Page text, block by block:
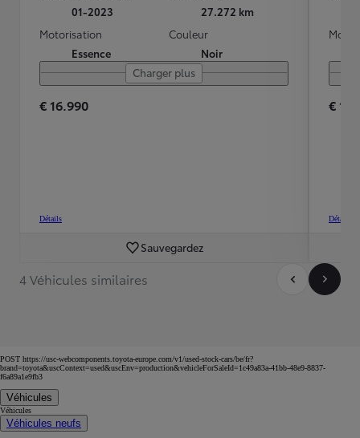
01-2023
27.272 km
Motorisation
Essence
Couleur
Noir
Charger plus
€ 16.990
Détails
Sauvegardez
€
Détails
4 Véhicules similaires
POST https://usc-webcomponents.toyota-europe.com/v1/used-stock-cars/be/fr?
brand=toyota&uscContext=used&uscEnv=production&vehicleForSaleId=1c49a83a-41bb-48e9-8837-
f6a89a1e9fb3
Véhicules
Véhicules
Véhicules neufs